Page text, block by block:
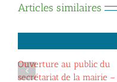
Articles similaires
Ouverture au public du
secrétariat de la mairie –